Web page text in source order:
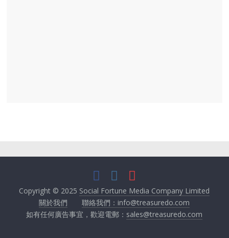
Copyright © 2025 Social Fortune Media Company Limited
關於我們
聯絡我們：info@treasuredo.com
如有任何廣告事宜，歡迎電郵： sales@treasuredo.com